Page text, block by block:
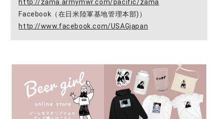
http://zama.armymwr.com/pacific/zama
Facebook（在日米陸軍基地管理本部)）
http://www.facebook.com/USAGjapan